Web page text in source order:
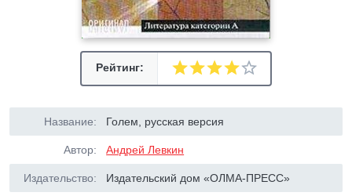
Рейтинг:
Название: Голем, русская версия
Автор: Андрей Левкин
Издательство: Издательский дом «ОЛМА-ПРЕСС»